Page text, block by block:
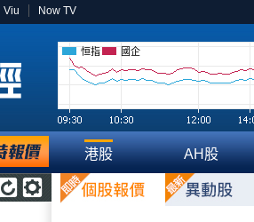
Viu Now TV
恒指 國企
港股 AH股